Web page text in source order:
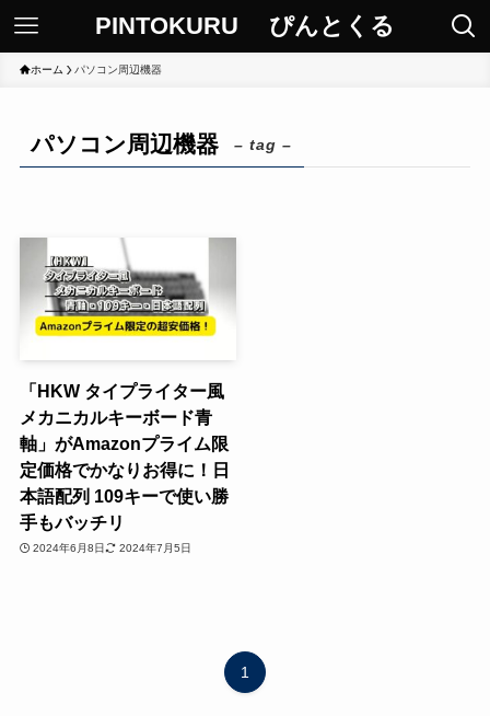
PINTOKURU ぴんとくる
ホーム パソコン周辺機器
パソコン周辺機器 – tag –
「HKW タイプライター風
メカニカルキーボード青
軸」がAmazonプライム限
定価格でかなりお得に！日
本語配列 109キーで使い勝
手もバッチリ
2024年6月8日 2024年7月5日
1